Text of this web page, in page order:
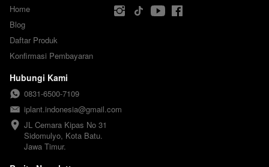
Home
Blog
Daftar Produk
Konfirmasi Pembayaran
Hubungi Kami
0831-6500-7109
iplant.indonesia@gmail.com
JL Cemara Kipas No 31
Sidomulyo, Kota Batu.
Jawa Timur.